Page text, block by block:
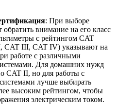
: При выборе
обратить внимание на его класс
с рейтингом CAT
CAT III, CAT IV) указывают на
работе с различными
Для домашних нужд
CAT II, но для работы с
лучше выбирать
высоким рейтингом, чтобы
электрическим током.